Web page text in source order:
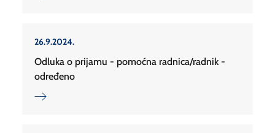
26.9.2024.
Odluka o prijamu - pomoćna radnica/radnik -
određeno